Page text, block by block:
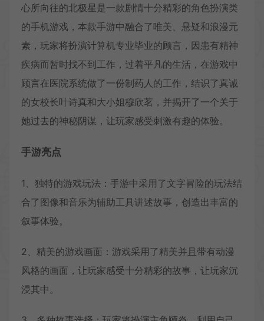
心所向往的北极星是一款剧情十分精彩的角色扮演类
的手机游戏，本款手游中融合了唯美、悬疑和浪漫元
素，玩家将扮演计算机专业毕业的顾言，因患有精神
疾病而暂时找不到工作，过着平凡的生活，在游戏中
顾言在医院系统做了一份制药人的工作，结识了真诚
的女校长叶诗真和大小姐穆欣茗，并揭开了一个关于
她过去的神秘阴谋，让玩家感受刺激有趣的体验。
手游亮点
1、独特的游戏玩法：手游中采用了文字冒险的玩法结
合了图像和音乐为辅助工具讲述故事，创造出丰富的
叙事体验。
2、精美的游戏画面：游戏采用了精美并且带有动漫
风格的画面，让玩家感受十分精彩的故事，让玩家沉
浸其中。